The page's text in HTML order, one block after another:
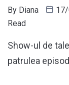
By Diana
Read
Show-ul de
patrulea